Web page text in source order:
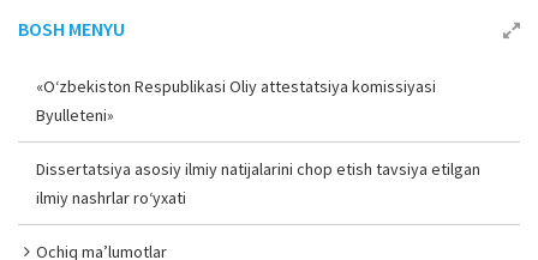
BOSH MENYU
«O‘zbekiston Respublikasi Oliy attestatsiya komissiyasi
Byulleteni»
Dissertatsiya asosiy ilmiy natijalarini chop etish tavsiya etilgan
ilmiy nashrlar ro‘yxati
Ochiq ma’lumotlar